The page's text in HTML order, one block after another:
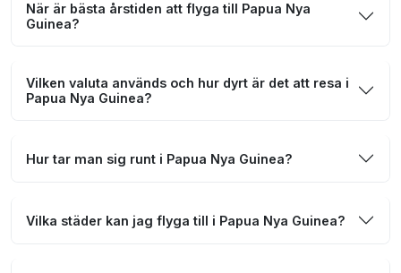
När är bästa årstiden att flyga till Papua Nya
Guinea?
Vilken valuta används och hur dyrt är det att resa i
Papua Nya Guinea?
Hur tar man sig runt i Papua Nya Guinea?
Vilka städer kan jag flyga till i Papua Nya Guinea?